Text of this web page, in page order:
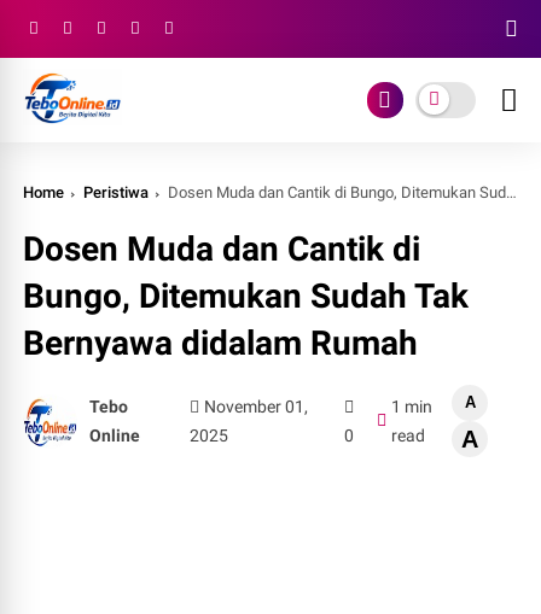
Home Peristiwa Dosen Muda dan Cantik di Bungo, Ditemukan Sudah Tak Bernyawa didalam Rumah
Dosen Muda dan Cantik di
Bungo, Ditemukan Sudah Tak
Bernyawa didalam Rumah
Tebo
Online
November 01,
2025
0
1 min
read
A
A